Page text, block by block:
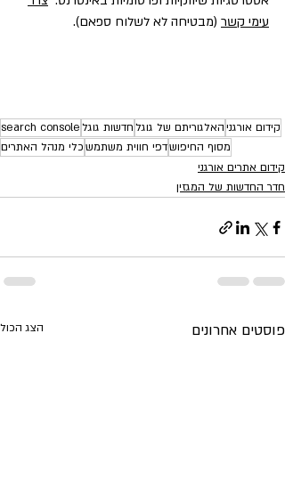
עימי קשר (מבטיחה לא לשלוח ספאם).
קידום אורגניהאלגוריתם של גוגלחדשות גוגלsearch console
מסוף החיפושדפי חווית משתמשכלי מנהל האתרים
קידום אתרים אורגני
חדר החדשות של המגזין
פוסטים אחרונים הצג הכול